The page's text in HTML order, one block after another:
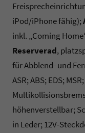
iPod/iPhone fähig);
inkl. „Coming
Reserverad,
für Abblend- und
ASR; ABS; EDS;
höhenverstellbar;
in Leder; 12V-